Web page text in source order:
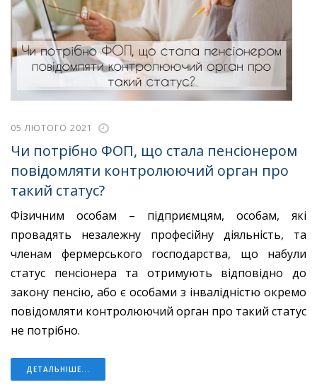
05 ЛЮТОГО 2021
Чи потрібно ФОП, що стала пенсіонером
повідомляти контролюючий орган про
такий статус?
Фізичним особам – підприємцям, особам, які
провадять незалежну професійну діяльність, та
членам фермерського господарства, що набули
статус пенсіонера та отримують відповідно до
закону пенсію, або є особами з інвалідністю окремо
повідомляти контролюючий орган про такий статус
не потрібно.
ДЕТАЛЬНІШЕ...